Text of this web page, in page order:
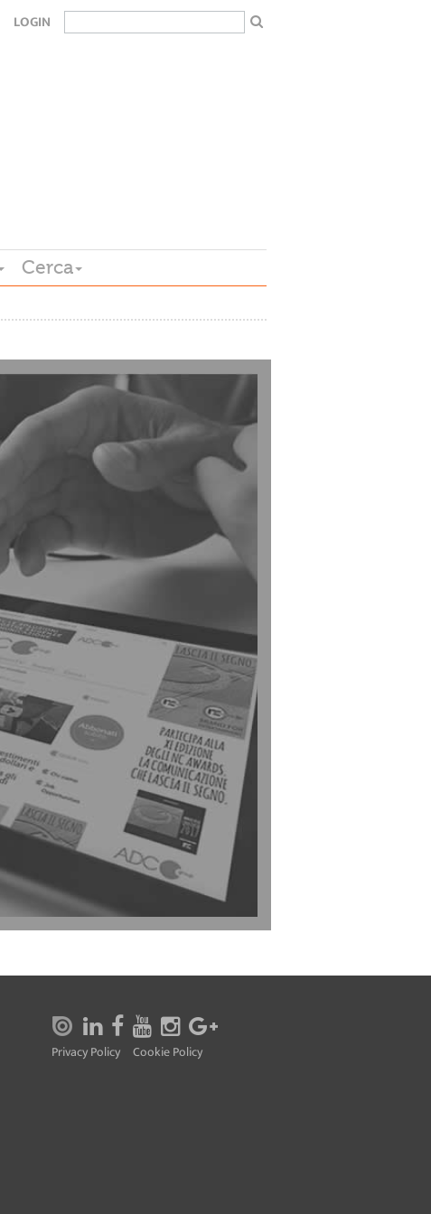
LOGIN
Cerca
Privacy Policy Cookie Policy